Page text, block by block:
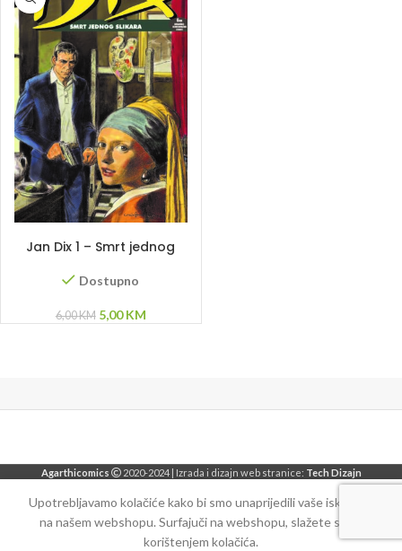
Jan Dix 1 – Smrt jednog
Dostupno
6,00KM Original
5,00KMCurrent
Agarthicomics 2020-2024 | Izrada i dizajn web stranice: Tech Dizajn
Upotrebljavamo kolačiće kako bi smo unaprijedili vaše iskustvo
na našem webshopu. Surfajuči na webshopu, slažete se sa
korištenjem kolačića.